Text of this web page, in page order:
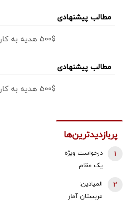
مطالب پیشنهادی
500$ هدیه به کاربران جدید،ثبت نام کن
مطالب پیشنهادی
500$ هدیه به کاربران جدید،ثبت نام کن
پربازدیدترین‌ها
درخواست ویژه
یک مقام
جوانان: اگر
1
المیادین:
عربستان آمار
2